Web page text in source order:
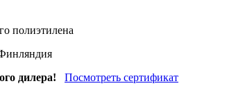
полиэтилена
дилера!
Посмотреть сертификат